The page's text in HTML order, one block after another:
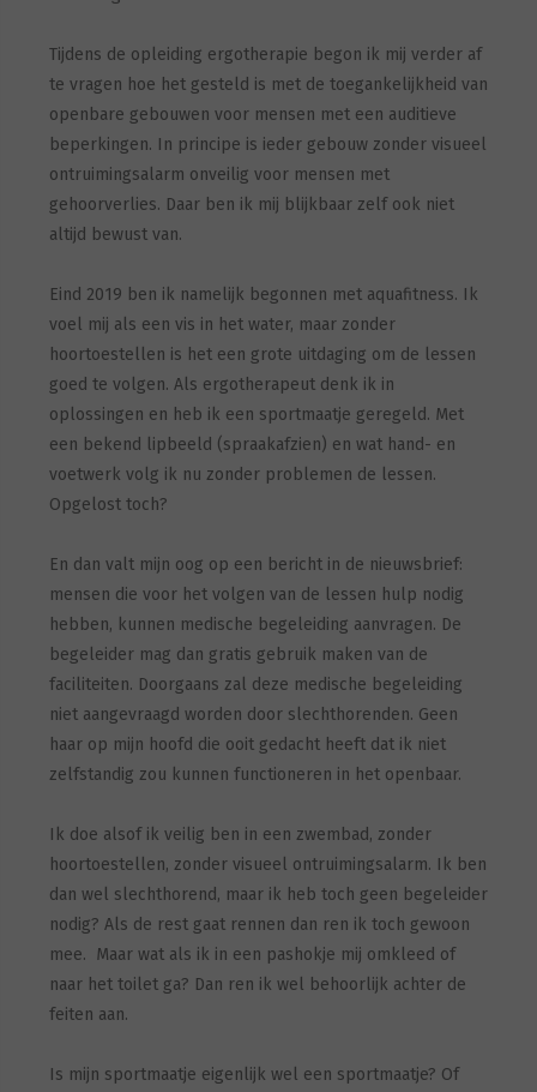
Tijdens de opleiding ergotherapie begon ik mij verder af
te vragen hoe het gesteld is met de toegankelijkheid van
openbare gebouwen voor mensen met een auditieve
beperkingen. In principe is ieder gebouw zonder visueel
ontruimingsalarm onveilig voor mensen met
gehoorverlies. Daar ben ik mij blijkbaar zelf ook niet
altijd bewust van.
Eind 2019 ben ik namelijk begonnen met aquafitness. Ik
voel mij als een vis in het water, maar zonder
hoortoestellen is het een grote uitdaging om de lessen
goed te volgen. Als ergotherapeut denk ik in
oplossingen en heb ik een sportmaatje geregeld. Met
een bekend lipbeeld (spraakafzien) en wat hand- en
voetwerk volg ik nu zonder problemen de lessen.
Opgelost toch?
En dan valt mijn oog op een bericht in de nieuwsbrief:
mensen die voor het volgen van de lessen hulp nodig
hebben, kunnen medische begeleiding aanvragen. De
begeleider mag dan gratis gebruik maken van de
faciliteiten. Doorgaans zal deze medische begeleiding
niet aangevraagd worden door slechthorenden. Geen
haar op mijn hoofd die ooit gedacht heeft dat ik niet
zelfstandig zou kunnen functioneren in het openbaar.
Ik doe alsof ik veilig ben in een zwembad, zonder
hoortoestellen, zonder visueel ontruimingsalarm. Ik ben
dan wel slechthorend, maar ik heb toch geen begeleider
nodig? Als de rest gaat rennen dan ren ik toch gewoon
mee. Maar wat als ik in een pashokje mij omkleed of
naar het toilet ga? Dan ren ik wel behoorlijk achter de
feiten aan.
Is mijn sportmaatje eigenlijk wel een sportmaatje? Of